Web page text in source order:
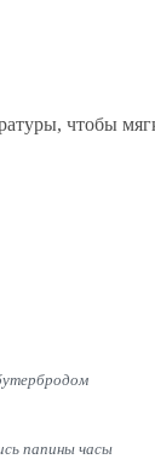
чтобы
папины часы